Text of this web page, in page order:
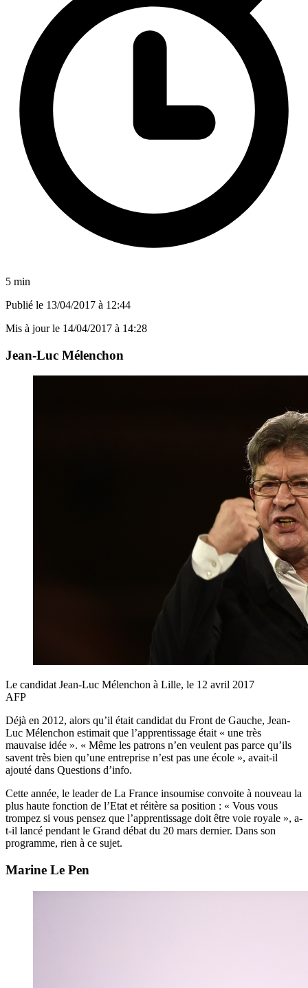
5 min
Publié le 13/04/2017 à 12:44
Mis à jour le 14/04/2017 à 14:28
Jean-Luc Mélenchon
Le candidat Jean-Luc Mélenchon à Lille, le 12 avril 2017
AFP
Déjà en 2012, alors qu’il était candidat du Front de Gauche, Jean-
Luc Mélenchon estimait que l’apprentissage était « une très
mauvaise idée ». « Même les patrons n’en veulent pas parce qu’ils
savent très bien qu’une entreprise n’est pas une école », avait-il
ajouté dans Questions d’info.
Cette année, le leader de La France insoumise convoite à nouveau la
plus haute fonction de l’Etat et réitère sa position : « Vous vous
trompez si vous pensez que l’apprentissage doit être voie royale », a-
t-il lancé pendant le Grand débat du 20 mars dernier. Dans son
programme, rien à ce sujet.
Marine Le Pen